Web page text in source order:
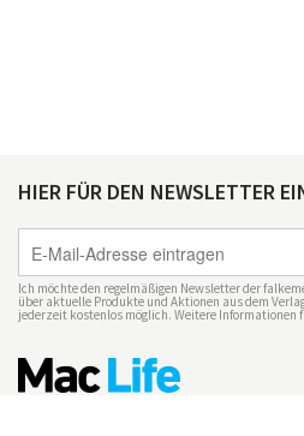
HIER FÜR DEN NEWSLETTER
Ich möchte den regelmäßigen Newsletter der
über aktuelle Produkte und Aktionen aus dem
jederzeit kostenlos möglich. Weitere Informationen